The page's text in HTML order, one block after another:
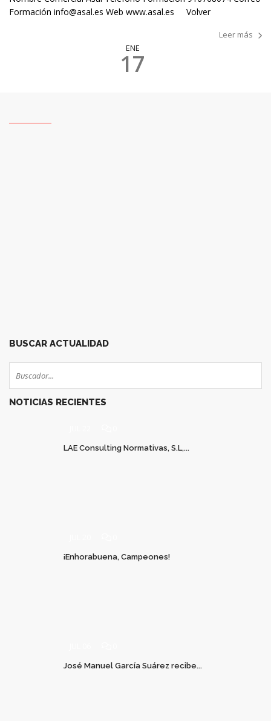
Formación info@asal.es Web www.asal.es Volver
Leer más
ENE
17
BUSCAR ACTUALIDAD
NOTICIAS RECIENTES
LAE Consulting Normativas, S.L,...
¡Enhorabuena, Campeones!
José Manuel García Suárez recibe...